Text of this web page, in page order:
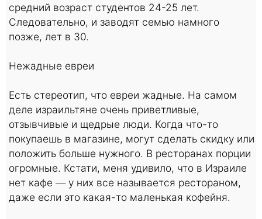
средний возраст студентов 24-25 лет.
Следовательно, и заводят семью намного
позже, лет в 30.
Нежадные евреи
Есть стереотип, что евреи жадные. На самом
деле израильтяне очень приветливые,
отзывчивые и щедрые люди. Когда что-то
покупаешь в магазине, могут сделать скидку или
положить больше нужного. В ресторанах порции
огромные. Кстати, меня удивило, что в Израиле
нет кафе — у них все называется рестораном,
даже если это какая-то маленькая кофейня.